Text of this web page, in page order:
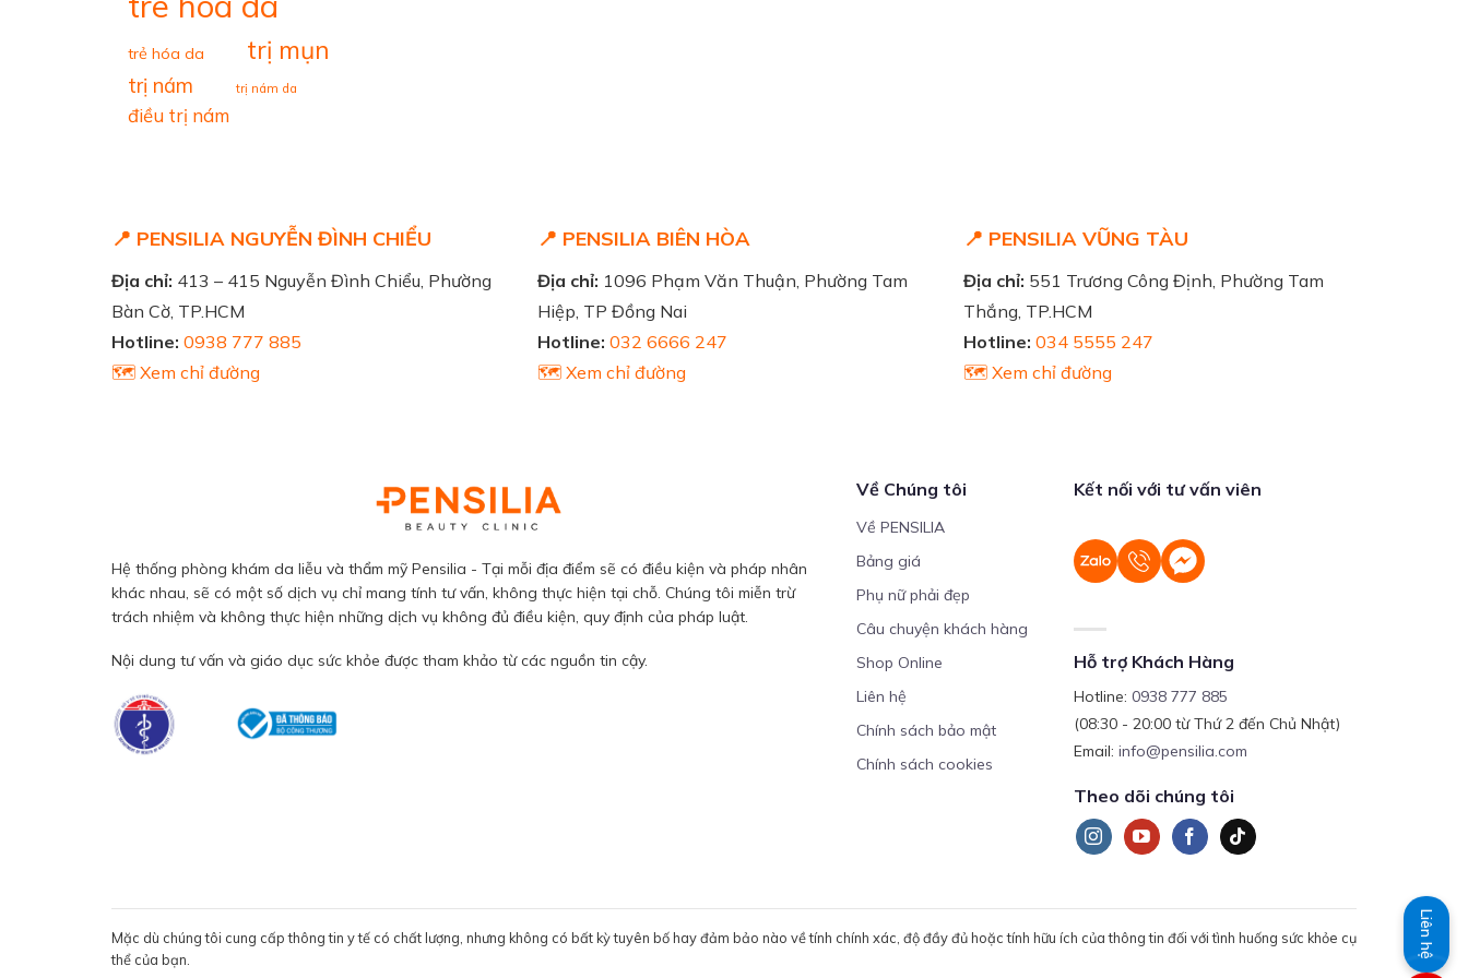
trẻ hóa da trị mụn
trị nám trị nám da
điều trị nám
📍 PENSILIA NGUYỄN ĐÌNH CHIỂU
Địa chỉ: 413 – 415 Nguyễn Đình Chiểu, Phường
Bàn Cờ, TP.HCM
Hotline: 0938 777 885
🗺️ Xem chỉ đường
📍 PENSILIA BIÊN HÒA
Địa chỉ: 1096 Phạm Văn Thuận, Phường Tam
Hiệp, TP Đồng Nai
Hotline: 032 6666 247
🗺️ Xem chỉ đường
📍 PENSILIA VŨNG TÀU
Địa chỉ: 551 Trương Công Định, Phường Tam
Thắng, TP.HCM
Hotline: 034 5555 247
🗺️ Xem chỉ đường
Hệ thống phòng khám da liễu và thẩm mỹ Pensilia - Tại mỗi địa điểm sẽ có điều kiện và pháp nhân
khác nhau, sẽ có một số dịch vụ chỉ mang tính tư vấn, không thực hiện tại chỗ. Chúng tôi miễn trừ
trách nhiệm và không thực hiện những dịch vụ không đủ điều kiện, quy định của pháp luật.
Nội dung tư vấn và giáo dục sức khỏe được tham khảo từ các nguồn tin cậy.
Về Chúng tôi
Về PENSILIA
Bảng giá
Phụ nữ phải đẹp
Câu chuyện khách hàng
Shop Online
Liên hệ
Chính sách bảo mật
Chính sách cookies
Kết nối với tư vấn viên
Hỗ trợ Khách Hàng
Hotline:0938 777 885
(08:30 - 20:00 từ Thứ 2 đến Chủ Nhật)
Email:info@pensilia.com
Theo dõi chúng tôi
Mặc dù chúng tôi cung cấp thông tin y tế có chất lượng, nhưng không có bất kỳ tuyên bố hay đảm bảo nào về tính chính xác, độ đầy đủ hoặc tính hữu ích của thông tin đối với tình huống sức khỏe cụ
thể của bạn.
Liên hệ